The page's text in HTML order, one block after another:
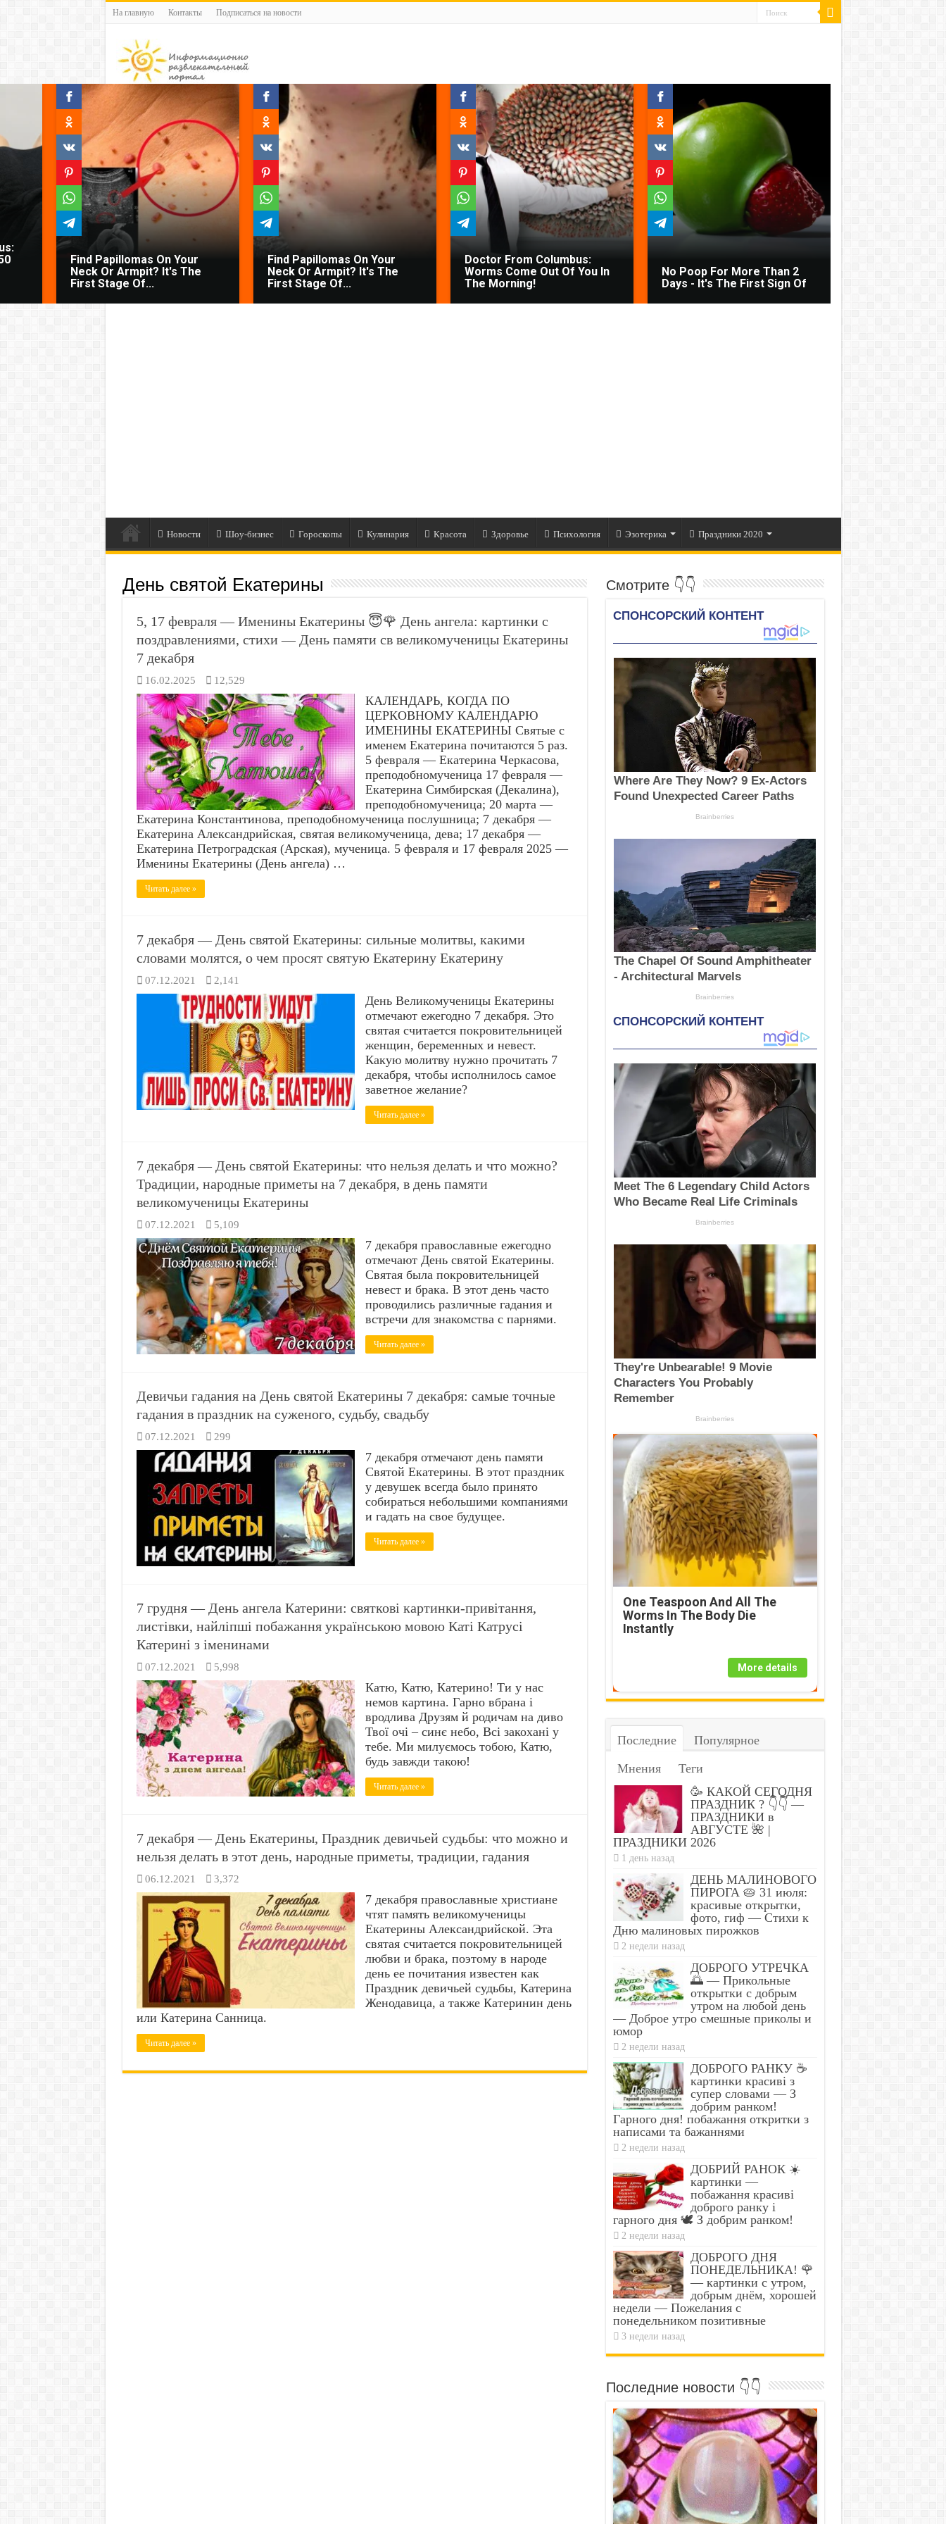
На главную Контакты Подписаться на новости
Find Papillomas On Your
Neck Or Armpit? It's The
First Stage Of...
Find Papillomas On Your
Neck Or Armpit? It's The
First Stage Of...
Doctor From Columbus:
Worms Come Out Of You In
The Morning!
No Poop For More Than 2
Days - It's The First Sign Of
Новости Шоу-бизнес Гороскопы Кулинария Красота Здоровье Психология Эзотерика Праздники 2020
День святой Екатерины
5, 17 февраля — Именины Екатерины 😇🌹 День ангела: картинки с
поздравлениями, стихи — День памяти св великомученицы Екатерины
7 декабря
16.02.2025 12,529
КАЛЕНДАРЬ, КОГДА ПО
ЦЕРКОВНОМУ КАЛЕНДАРЮ
ИМЕНИНЫ ЕКАТЕРИНЫ Святые с
именем Екатерина почитаются 5 раз.
5 февраля — Екатерина Черкасова,
преподобномученица 17 февраля —
Екатерина Симбирская (Декалина),
преподобномученица; 20 марта —
Екатерина Константинова, преподобномученица послушница; 7 декабря —
Екатерина Александрийская, святая великомученица, дева; 17 декабря —
Екатерина Петроградская (Арская), мученица. 5 февраля и 17 февраля 2025 —
Именины Екатерины (День ангела) …
Читать далее »
7 декабря — День святой Екатерины: сильные молитвы, какими
словами молятся, о чем просят святую Екатерину Екатерину
07.12.2021 2,141
День Великомученицы Екатерины
отмечают ежегодно 7 декабря. Это
святая считается покровительницей
женщин, беременных и невест.
Какую молитву нужно прочитать 7
декабря, чтобы исполнилось самое
заветное желание?
Читать далее »
7 декабря — День святой Екатерины: что нельзя делать и что можно?
Традиции, народные приметы на 7 декабря, в день памяти
великомученицы Екатерины
07.12.2021 5,109
7 декабря православные ежегодно
отмечают День святой Екатерины.
Святая была покровительницей
невест и брака. В этот день часто
проводились различные гадания и
встречи для знакомства с парнями.
Читать далее »
Девичьи гадания на День святой Екатерины 7 декабря: самые точные
гадания в праздник на суженого, судьбу, свадьбу
07.12.2021 299
7 декабря отмечают день памяти
Святой Екатерины. В этот праздник
у девушек всегда было принято
собираться небольшими компаниями
и гадать на свое будущее.
Читать далее »
7 грудня — День ангела Катерини: святкові картинки-привітання,
листівки, найліпші побажання українською мовою Каті Катрусі
Катерині з іменинами
07.12.2021 5,998
Катю, Катю, Катерино! Ти у нас
немов картина. Гарно вбрана і
вродлива Друзям й родичам на диво
Твої очі – синє небо, Всі закохані у
тебе. Ми милуємось тобою, Катю,
будь завжди такою!
Читать далее »
7 декабря — День Екатерины, Праздник девичьей судьбы: что можно и
нельзя делать в этот день, народные приметы, традиции, гадания
06.12.2021 3,372
7 декабря православные христиане
чтят память великомученицы
Екатерины Александрийской. Эта
святая считается покровительницей
любви и брака, поэтому в народе
день ее почитания известен как
Праздник девичьей судьбы, Катерина
Женодавица, а также Катеринин день
или Катерина Санница.
Читать далее »
Смотрите 👇👇
One Teaspoon And All The
Worms In The Body Die
Instantly
More details
Последние
Популярное
Мнения
Теги
🥳 КАКОЙ СЕГОДНЯ
ПРАЗДНИК ? 👇👇 —
ПРАЗДНИКИ в
АВГУСТЕ 🌺 |
ПРАЗДНИКИ 2026
1 день назад
ДЕНЬ МАЛИНОВОГО
ПИРОГА 🥧 31 июля:
красивые открытки,
фото, гиф — Стихи к
Дню малиновых пирожков
2 недели назад
ДОБРОГО УТРЕЧКА
🌅 — Прикольные
открытки с добрым
утром на любой день
— Доброе утро смешные приколы и
юмор
2 недели назад
ДОБРОГО РАНКУ ☕
картинки красиві з
супер словами — З
добрим ранком!
Гарного дня! побажання откритки з
написами та бажаннями
2 недели назад
ДОБРИЙ РАНОК ☀️
картинки —
побажання красиві
доброго ранку і
гарного дня 🕊️ З добрим ранком!
2 недели назад
ДОБРОГО ДНЯ
ПОНЕДЕЛЬНИКА! 🌹
— картинки с утром,
добрым днём, хорошей
недели — Пожелания с
понедельником позитивные
3 недели назад
Последние новости 👇👇